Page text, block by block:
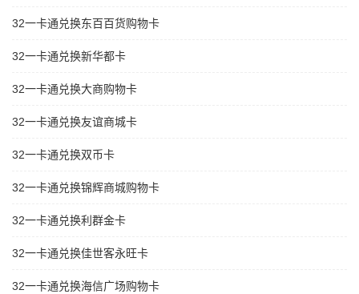
32一卡通兑换东百百货购物卡
32一卡通兑换新华都卡
32一卡通兑换大商购物卡
32一卡通兑换友谊商城卡
32一卡通兑换双币卡
32一卡通兑换锦辉商城购物卡
32一卡通兑换利群金卡
32一卡通兑换佳世客永旺卡
32一卡通兑换海信广场购物卡